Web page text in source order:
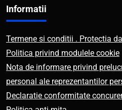
Informatii
Termene si conditii . Protectia
Politica privind modulele cookie
Nota de informare privind
personal ale reprezentantilor
Declaratie conformitate